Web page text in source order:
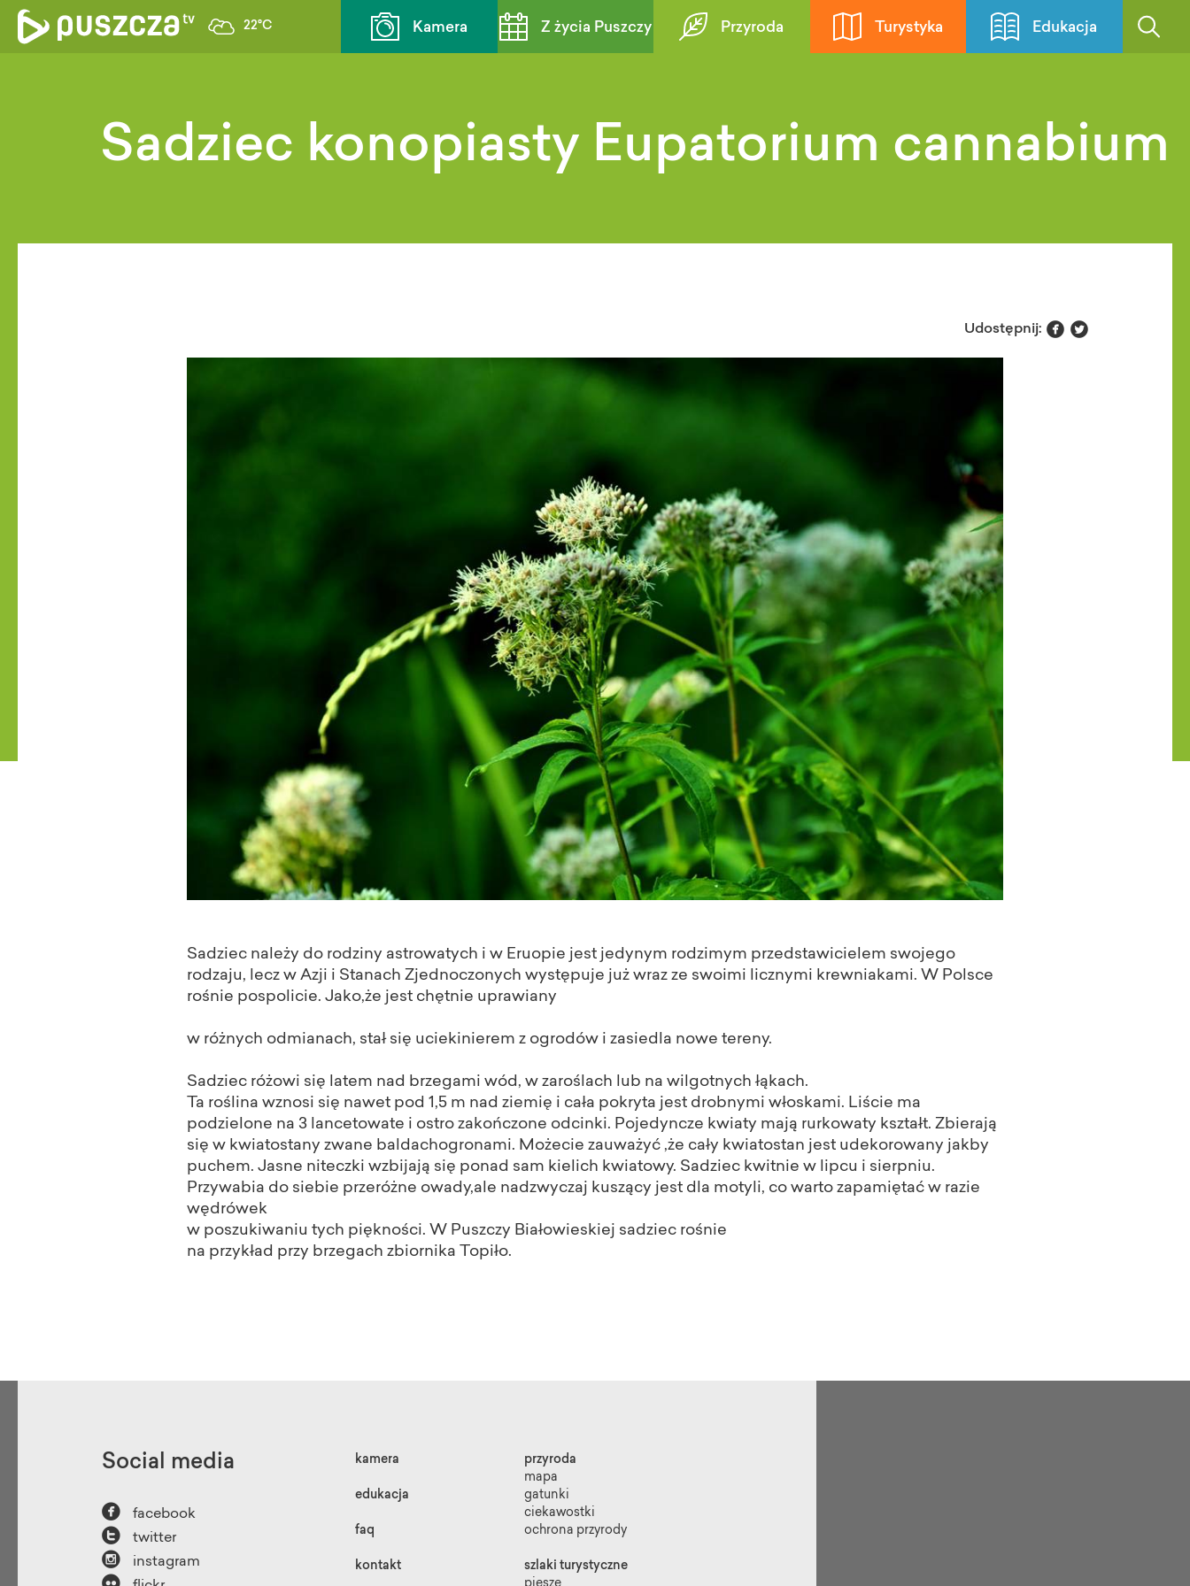
22°C Kamera Z życia Puszczy Przyroda Turystyka Edukacja
Sadziec konopiasty Eupatorium cannabium
Udostępnij:  
Sadziec należy do rodziny astrowatych i w Eruopie jest jedynym rodzimym przedstawicielem swojego
rodzaju, lecz w Azji i Stanach Zjednoczonych występuje już wraz ze swoimi licznymi krewniakami. W Polsce
rośnie pospolicie. Jako,że jest chętnie uprawiany
w różnych odmianach, stał się uciekinierem z ogrodów i zasiedla nowe tereny.
Sadziec różowi się latem nad brzegami wód, w zaroślach lub na wilgotnych łąkach.
Ta roślina wznosi się nawet pod 1,5 m nad ziemię i cała pokryta jest drobnymi włoskami. Liście ma
podzielone na 3 lancetowate i ostro zakończone odcinki. Pojedyncze kwiaty mają rurkowaty kształt. Zbierają
się w kwiatostany zwane baldachogronami. Możecie zauważyć ,że cały kwiatostan jest udekorowany jakby
puchem. Jasne niteczki wzbijają się ponad sam kielich kwiatowy. Sadziec kwitnie w lipcu i sierpniu.
Przywabia do siebie przeróżne owady,ale nadzwyczaj kuszący jest dla motyli, co warto zapamiętać w razie
wędrówek
w poszukiwaniu tych piękności. W Puszczy Białowieskiej sadziec rośnie
na przykład przy brzegach zbiornika Topiło.
Social media
 facebook
 twitter
 instagram
kamera
edukacja
faq
kontakt
przyroda
mapa
gatunki
ciekawostki
ochrona przyrody
szlaki turystyczne